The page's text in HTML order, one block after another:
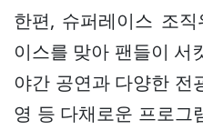
한편, 슈퍼레이스 조
이스를 맞아 팬들이 서
야간 공연과 다양한 전
영 등 다채로운 프로그